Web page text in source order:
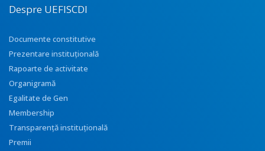
Despre UEFISCDI
Documente constitutive
Prezentare instituţională
Rapoarte de activitate
Organigramă
Egalitate de Gen
Membership
Transparenţă instituţională
Premii